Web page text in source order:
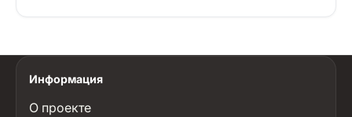
Информация
О проекте